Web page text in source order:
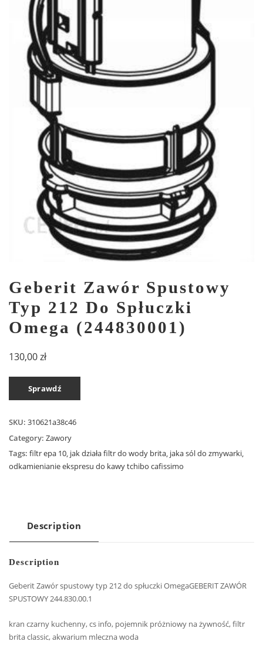
Geberit Zawór Spustowy
Typ 212 Do Spłuczki
Omega (244830001)
130,00zł
Sprawdź
SKU: 310621a38c46
Category: Zawory
Tags: filtr epa 10 jak działa filtr do wody brita jaka sól do zmywarki
odkamienianie ekspresu do kawy tchibo cafissimo
Description
Description
Geberit Zawór spustowy typ 212 do spłuczki OmegaGEBERIT ZAWÓR
SPUSTOWY 244.830.00.1
kran czarny kuchenny, cs info, pojemnik próżniowy na żywność, filtr
brita classic, akwarium mleczna woda